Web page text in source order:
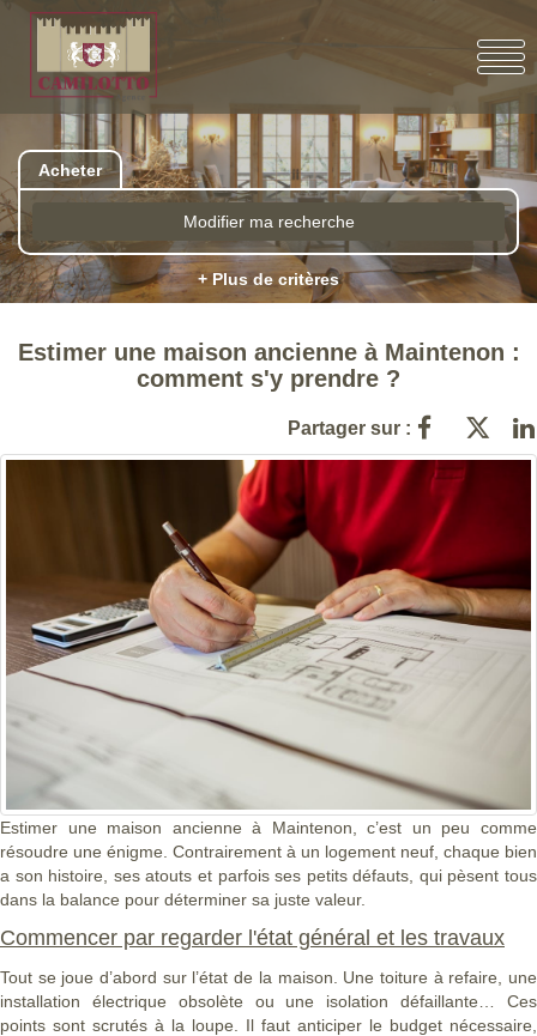
Acheter
Modifier ma recherche
+ Plus de critères
Estimer une maison ancienne à Maintenon :
comment s'y prendre ?
Partager sur :
Estimer une maison ancienne à Maintenon, c’est un peu comme
résoudre une énigme. Contrairement à un logement neuf, chaque bien
a son histoire, ses atouts et parfois ses petits défauts, qui pèsent tous
dans la balance pour déterminer sa juste valeur.
Commencer par regarder l'état général et les travaux
Tout se joue d’abord sur l’état de la maison. Une toiture à refaire, une
installation électrique obsolète ou une isolation défaillante… Ces
points sont scrutés à la loupe. Il faut anticiper le budget nécessaire,